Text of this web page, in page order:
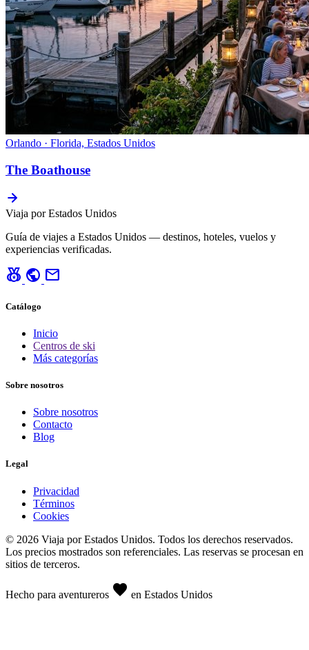
Orlando · Florida, Estados Unidos
The Boathouse
Viaja por Estados Unidos
Guía de viajes a Estados Unidos — destinos, hoteles, vuelos y
experiencias verificadas.
social_leaderboard public mail
Catálogo
Inicio
Centros de ski
Más categorías
Sobre nosotros
Sobre nosotros
Contacto
Blog
Legal
Privacidad
Términos
Cookies
© 2026 Viaja por Estados Unidos. Todos los derechos reservados.
Los precios mostrados son referenciales. Las reservas se procesan en
sitios de terceros.
Hecho para aventureros favorite en Estados Unidos